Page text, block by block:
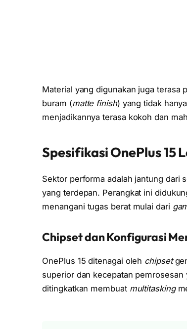
Material yang digunakan juga terasa
buram (matte finish) yang tidak
menjadikannya terasa kokoh dan
Spesifikasi OnePlus 15
Sektor performa adalah jantung dari
yang terdepan. Perangkat ini
menangani tugas berat mulai dari
Chipset dan Konfigurasi
OnePlus 15 ditenagai oleh chipset
superior dan kecepatan pemrosesan
ditingkatkan membuat multitasking